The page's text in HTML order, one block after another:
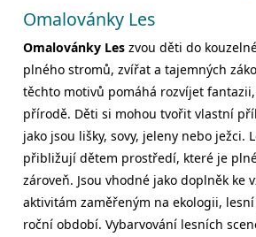
Omalovánky Les
Omalovánky Les zvou děti do
plného stromů, zvířat a tajemných
těchto motivů pomáhá rozvíjet
přírodě. Děti si mohou tvořit vlastní
jako jsou lišky, sovy, jeleny nebo ježci.
přibližují dětem prostředí, které je
zároveň. Jsou vhodné jako doplněk ke
aktivitám zaměřeným na ekologii,
roční období. Vybarvování lesních